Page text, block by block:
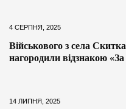
4 СЕРПНЯ, 2025
Військового з села Скитка
нагородили відзнакою «За
14 ЛИПНЯ, 2025